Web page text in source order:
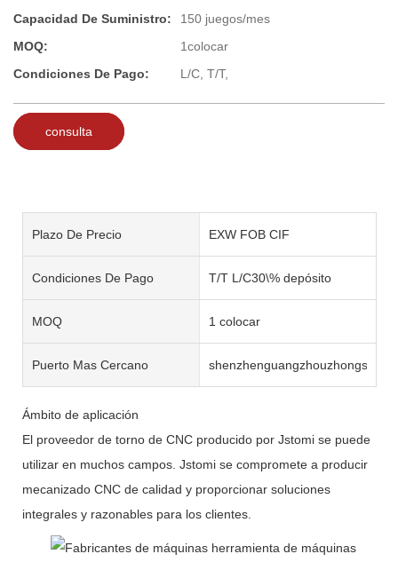
Capacidad De Suministro:
150 juegos/mes
MOQ:
1colocar
Condiciones De Pago:
L/C, T/T,
consulta
Plazo De Precio EXW FOB CIF
Condiciones De Pago T/T L/C30\% depósito
MOQ 1 colocar
Puerto Mas Cercano shenzhenguangzhouzhongshan
Ámbito de aplicación
El proveedor de torno de CNC producido por Jstomi se puede
utilizar en muchos campos. Jstomi se compromete a producir
mecanizado CNC de calidad y proporcionar soluciones
integrales y razonables para los clientes.